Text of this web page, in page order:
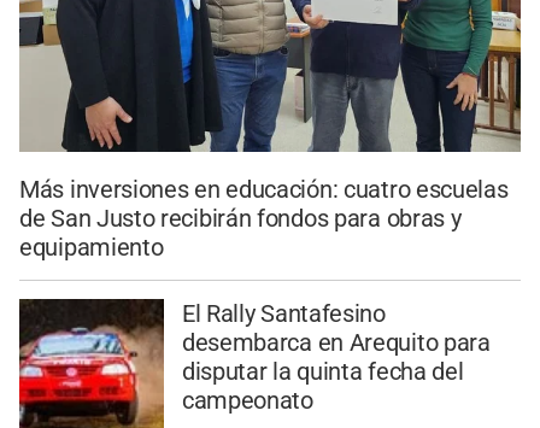
Más inversiones en educación: cuatro escuelas
de San Justo recibirán fondos para obras y
equipamiento
El Rally Santafesino
desembarca en Arequito para
disputar la quinta fecha del
campeonato